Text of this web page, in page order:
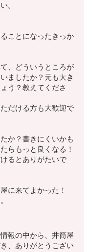
。
ことになったきっか
、
どういうところが
ましたか？ 元も大き
う？教えてくださ
だける方も大歓迎で
か？書きにくいかも
らもっと良くなる！
るとありがたいで
に来てよかった！
報の中から、井筒屋
、ありがとうござい